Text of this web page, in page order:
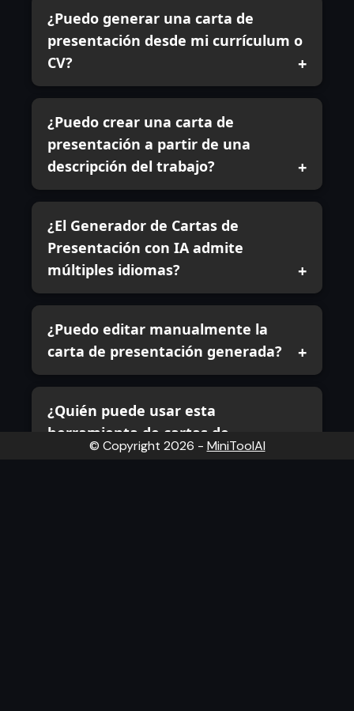
¿Puedo generar una carta de
presentación desde mi currículum o
CV?
¿Puedo crear una carta de
presentación a partir de una
descripción del trabajo?
¿El Generador de Cartas de
Presentación con IA admite
múltiples idiomas?
¿Puedo editar manualmente la
carta de presentación generada?
¿Quién puede usar esta
herramienta de cartas de
presentación con IA?
© Copyright 2026 - MiniToolAI